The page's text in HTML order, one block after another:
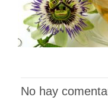
No hay